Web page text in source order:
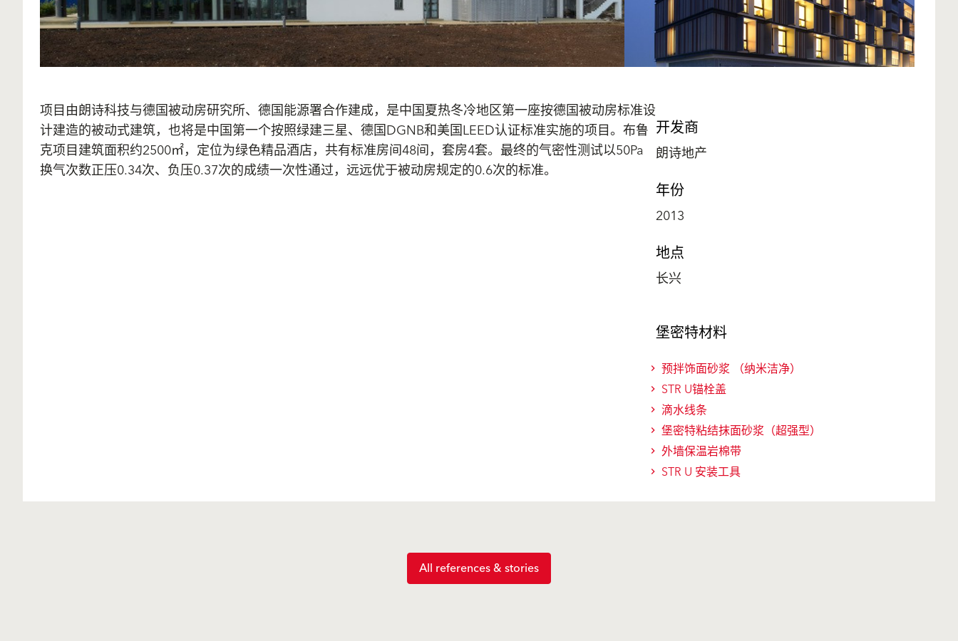
项目由朗诗科技与德国被动房研究所、德国能源署合作建成，是中国夏热冬冷地区第一座按德国被动房标准设
计建造的被动式建筑，也将是中国第一个按照绿建三星、德国DGNB和美国LEED认证标准实施的项目。布鲁
克项目建筑面积约2500㎡，定位为绿色精品酒店，共有标准房间48间，套房4套。最终的气密性测试以50Pa
换气次数正压0.34次、负压0.37次的成绩一次性通过，远远优于被动房规定的0.6次的标准。
开发商
朗诗地产
年份
2013
地点
长兴
堡密特材料
预拌饰面砂浆 （纳米洁净）
STR U锚栓盖
滴水线条
堡密特粘结抹面砂浆（超强型）
外墙保温岩棉带
STR U 安装工具
All references & stories